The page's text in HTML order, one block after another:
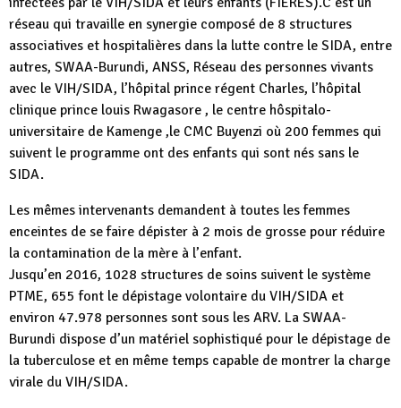
réseau qui travaille en synergie composé de 8 structures
associatives et hospitalières dans la lutte contre le SIDA, entre
autres, SWAA-Burundi, ANSS, Réseau des personnes vivants
avec le VIH/SIDA, l’hôpital prince régent Charles, l’hôpital
clinique prince louis Rwagasore , le centre hôspitalo-
universitaire de Kamenge ,le CMC Buyenzi où 200 femmes qui
suivent le programme ont des enfants qui sont nés sans le
SIDA.
Les mêmes intervenants demandent à toutes les femmes
enceintes de se faire dépister à 2 mois de grosse pour réduire
la contamination de la mère à l’enfant.
Jusqu’en 2016, 1028 structures de soins suivent le système
PTME, 655 font le dépistage volontaire du VIH/SIDA et
environ 47.978 personnes sont sous les ARV. La SWAA-
Burundi dispose d’un matériel sophistiqué pour le dépistage de
la tuberculose et en même temps capable de montrer la charge
virale du VIH/SIDA.